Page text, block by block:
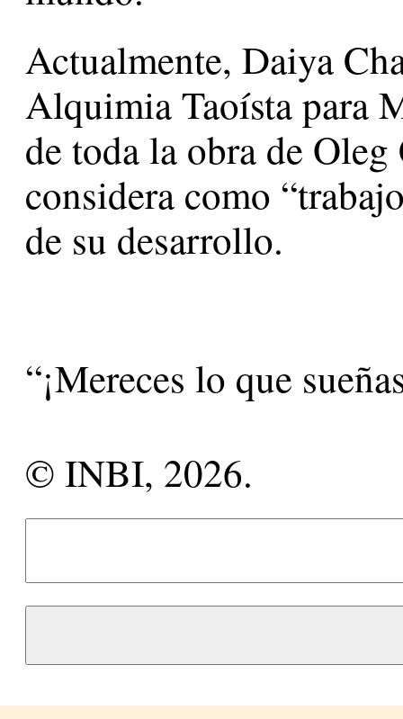
Actualmente, Daiya
Alquimia Taoísta para
de toda la obra de
considera como
de su desarrollo.
“¡Mereces lo que
© INBI, 2026.